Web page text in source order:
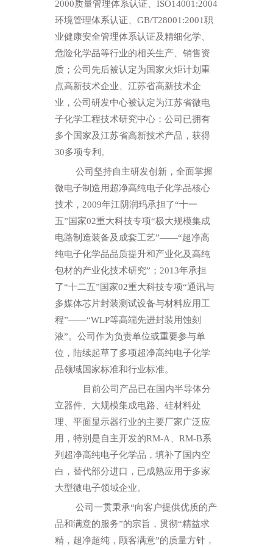
2000质量管理体系认证、 ISO14001:2004
环境管理体系认证、 GB/T28001:2001职
业健康安全管理体系认证及精细化学、
危险化学品等行业的相关生产、销售资
质；公司先后被认定为国家火炬计划重
点高新技术企业、江苏省高新技术企
业，公司研发中心被认定为江苏省微电
子化学工程技术研究中心；公司已拥有
多个国家及江苏省高新技术产品，获得
30多项专利。
公司坚持自主研发创新，全面掌握
微电子制造用超净高纯电子化学品核心
技术， 2009年江阴润玛承担了“十一
五”国家02重大科技专项“极大规模集成
电路制造装备及成套工艺”——“超净高
纯电子化学品品质提升和产业化及高纯
包材的产业化技术研究”； 2013年承担
了“十二五”国家02重大科技专项“通讯与
多媒体芯片封装测试设备与材料应用工
程”——“WLP等高端先进封装用蚀刻
液”。公司作为负责单位或重要参与单
位，陆续起草了多项超净高纯电子化学
品领域国家标准和行业标准。
目前公司产品已在国内半导体分
立器件、大规模集成电路、硅材料处
理、平面显示器行业的主要厂家广泛应
用，特别是自主开发的RM-A RM-B系
列超净高纯电子化学品，填补了国内空
白，替代部分进口，已成熟应用于多家
大型微电子领域企业。
公司一贯秉承“向客户提供优质的产
品和满意的服务”的宗旨，贯彻“精益求
精，超净超纯，顾客满意”的质量方针，